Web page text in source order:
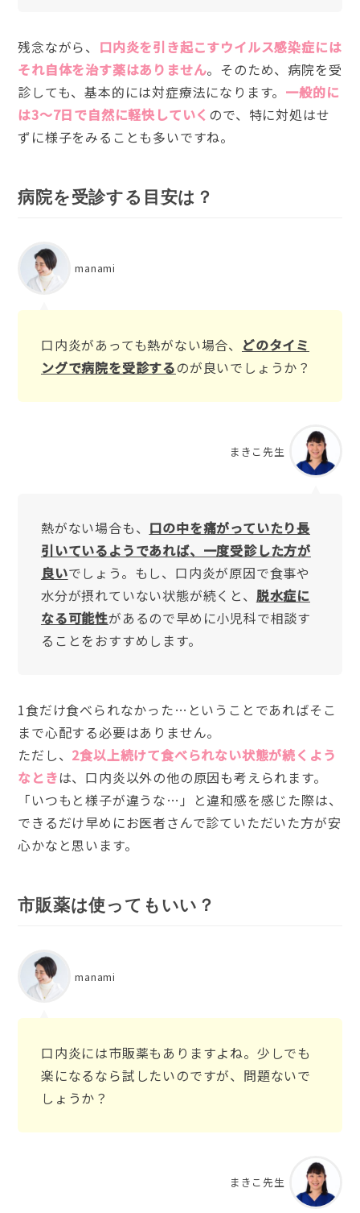
残念ながら、 口内炎を引き起こすウイルス感染症には
それ自体を治す薬はありません。そのため、病院を受
診しても、基本的には対症療法になります。 一般的に
は3〜7日で自然に軽快していく ので、特に対処はせ
ずに様子をみることも多いですね。
病院を受診する目安は？
manami
口内炎があっても熱がない場合、 どのタイミ
ングで病院を受診するのが良いでしょうか？
まきこ先生
熱がない場合も、 口の中を痛がっていたり長
引いているようであれば、一度受診した方が
良いでしょう。もし、口内炎が原因で食事や
水分が摂れていない状態が続くと、 脱水症に
なる可能性があるので早めに小児科で相談す
ることをおすすめします。
1食だけ食べられなかった…ということであればそこ
まで心配する必要はありません。
ただし、 2食以上続けて食べられない状態が続くよう
なときは、口内炎以外の他の原因も考えられます。
「いつもと様子が違うな…」と違和感を感じた際は、
できるだけ早めにお医者さんで診ていただいた方が安
心かなと思います。
市販薬は使ってもいい？
manami
口内炎には市販薬もありますよね。少しでも
楽になるなら試したいのですが、問題ないで
しょうか？
まきこ先生